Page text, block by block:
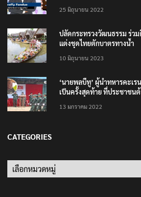
25 มิถุนายน 2022
ปลัดกระทรวงวัฒนธรรม ร่วม
แต่งชุดไทยตักบาตรทางน้ำ
10 มิถุนายน 2023
‘นายพลบีทู’ ผู้นำทหารคะเร
เป็นครั้งสุดท้าย ที่ประชาชน
13 มกราคม 2022
CATEGORIES
Categories